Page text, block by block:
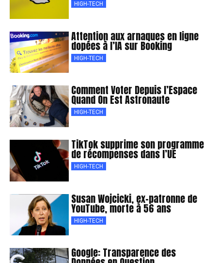
HIGH-TECH
Attention aux arnaques en ligne
dopées à l’IA sur Booking
HIGH-TECH
Comment Voter Depuis l’Espace
Quand On Est Astronaute
HIGH-TECH
TikTok supprime son programme
de récompenses dans l’UE
HIGH-TECH
Susan Wojcicki, ex-patronne de
YouTube, morte à 56 ans
HIGH-TECH
Google: Transparence des